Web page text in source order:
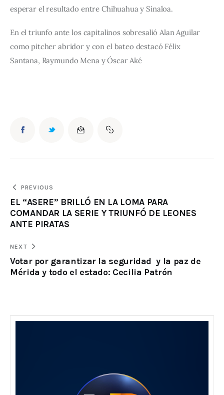
esperar el resultado entre Chihuahua y Sinaloa.
En el triunfo ante los capitalinos sobresalió Alan Aguilar
como pitcher abridor y con el bateo destacó Félix
Santana, Raymundo Mena y Óscar Aké
PREVIOUS
EL “ASERE” BRILLÓ EN LA LOMA PARA
COMANDAR LA SERIE Y TRIUNFÓ DE LEONES
ANTE PIRATAS
NEXT
Votar por garantizar la seguridad y la paz de
Mérida y todo el estado: Cecilia Patrón